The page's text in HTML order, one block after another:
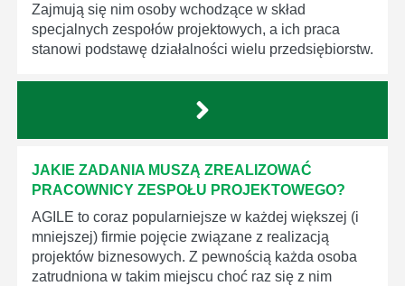
Zajmują się nim osoby wchodzące w skład
specjalnych zespołów projektowych, a ich praca
stanowi podstawę działalności wielu przedsiębiorstw.
JAKIE ZADANIA MUSZĄ ZREALIZOWAĆ
PRACOWNICY ZESPOŁU PROJEKTOWEGO?
AGILE to coraz popularniejsze w każdej większej (i
mniejszej) firmie pojęcie związane z realizacją
projektów biznesowych. Z pewnością każda osoba
zatrudniona w takim miejscu choć raz się z nim